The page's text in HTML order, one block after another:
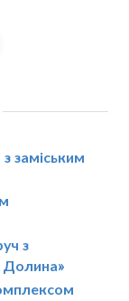
заміським
з
Долина»